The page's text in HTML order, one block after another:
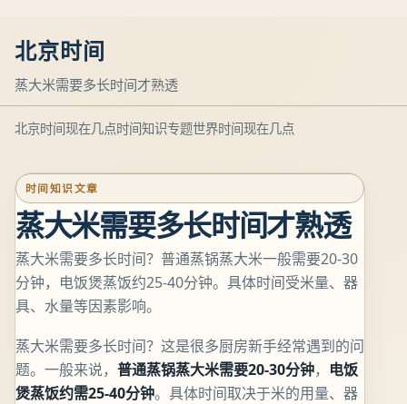
北京时间
蒸大米需要多长时间才熟透
北京时间现在几点时间知识专题世界时间现在几点
时间知识文章
蒸大米需要多长时间才熟透
蒸大米需要多长时间？普通蒸锅蒸大米一般需要20-30
分钟，电饭煲蒸饭约25-40分钟。具体时间受米量、器
具、水量等因素影响。
蒸大米需要多长时间？这是很多厨房新手经常遇到的问
题。一般来说， 普通蒸锅蒸大米需要20-30分钟， 电饭
煲蒸饭约需25-40分钟。具体时间取决于米的用量、器